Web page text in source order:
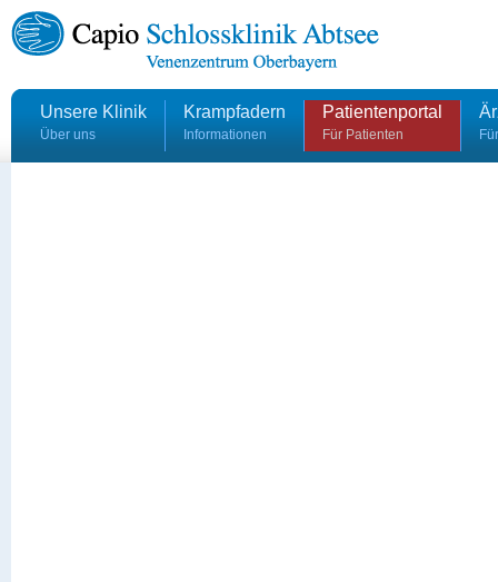
Unsere Klinik
Über uns
Krampfadern
Informationen
Patientenportal
Für Patienten